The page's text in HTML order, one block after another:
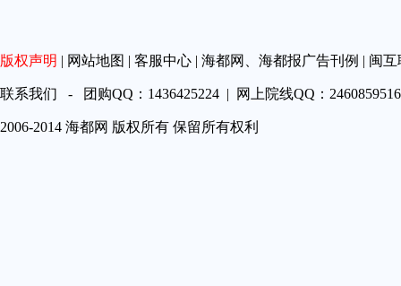
版权声明 | 网站地图 | 客服中心 | 海都网、海都报广告刊例 | 闽互
联系我们 - 团购QQ：1436425224 | 网上院线QQ：
2006-2014 海都网 版权所有 保留所有权利